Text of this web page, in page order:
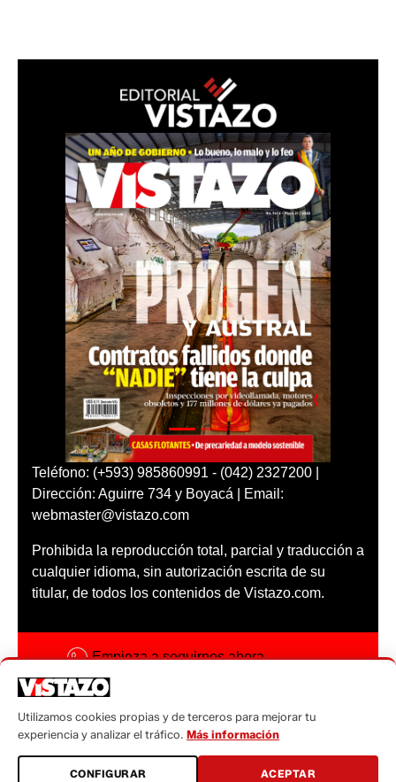
Teléfono: (+593) 985860991 - (042) 2327200 |
Dirección: Aguirre 734 y Boyacá | Email:
webmaster@vistazo.com
Prohibida la reproducción total, parcial y traducción a
cualquier idioma, sin autorización escrita de su
titular, de todos los contenidos de Vistazo.com.
Empieza a seguirnos ahora
Código ética
Sugerencias a:
sugerencias@vistazo.com
Utilizamos cookies propias y de terceros para mejorar tu
experiencia y analizar el tráfico. Más información
CONFIGURAR ACEPTAR